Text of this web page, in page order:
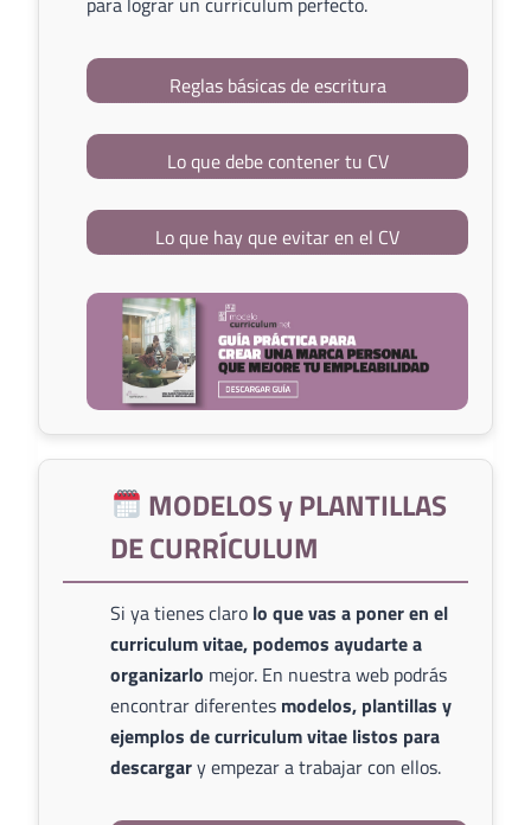
Reglas básicas de escritura
Lo que debe contener tu CV
Lo que hay que evitar en el CV
MODELOS y PLANTILLAS
DE CURRÍCULUM
Si ya tienes claro lo que vas a poner en el
curriculum vitae, podemos ayudarte a
organizarlo mejor. En nuestra web podrás
encontrar diferentes modelos, plantillas y
ejemplos de curriculum vitae listos para
descargary empezar a trabajar con ellos.